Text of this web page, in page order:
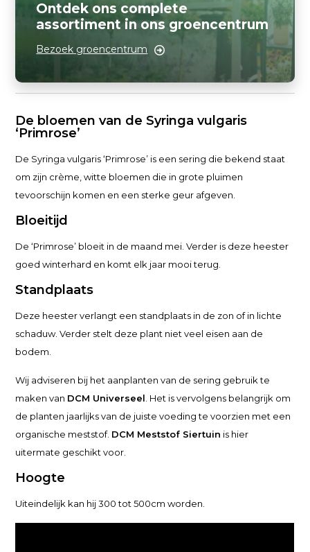
Ontdek ons complete
assortiment in ons groencentrum
Bezoek groencentrum
De bloemen van de Syringa vulgaris
‘Primrose’
De Syringa vulgaris ‘Primrose’ is een sering die bekend staat
om zijn crème, witte bloemen die in grote pluimen
tevoorschijn komen en een sterke geur afgeven.
Bloeitijd
De ‘Primrose’ bloeit in de maand mei. Verder is deze heester
goed winterhard en komt elk jaar mooi terug.
Standplaats
Deze heester verlangt een standplaats in de zon of in lichte
schaduw. Verder stelt deze plant niet veel eisen aan de
bodem.
Wij adviseren bij het aanplanten van de sering gebruik te
maken van DCM Universeel . Het is vervolgens belangrijk om
de planten jaarlijks van de juiste voeding te voorzien met een
organische meststof. DCM Meststof Siertuin is hier
uitermate geschikt voor.
Hoogte
Uiteindelijk kan hij 300 tot 500cm worden.